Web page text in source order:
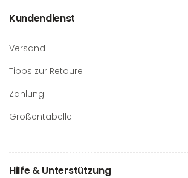
Kundendienst
Versand
Tipps zur Retoure
Zahlung
Größentabelle
Hilfe & Unterstützung